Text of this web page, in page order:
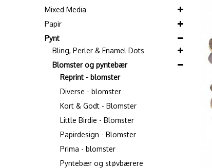
Mixed Media
Papir
Pynt
Bling, Perler & Enamel Dots
Blomster og pyntebær
Reprint - blomster
Diverse - blomster
Kort & Godt - Blomster
Little Birdie - Blomster
Papirdesign - Blomster
Prima - blomster
Pyntebær og støvbærere